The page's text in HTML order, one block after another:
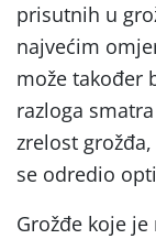
prisutnih u
najvećim
može također
razloga
zrelost
se odredio
Grožđe koje